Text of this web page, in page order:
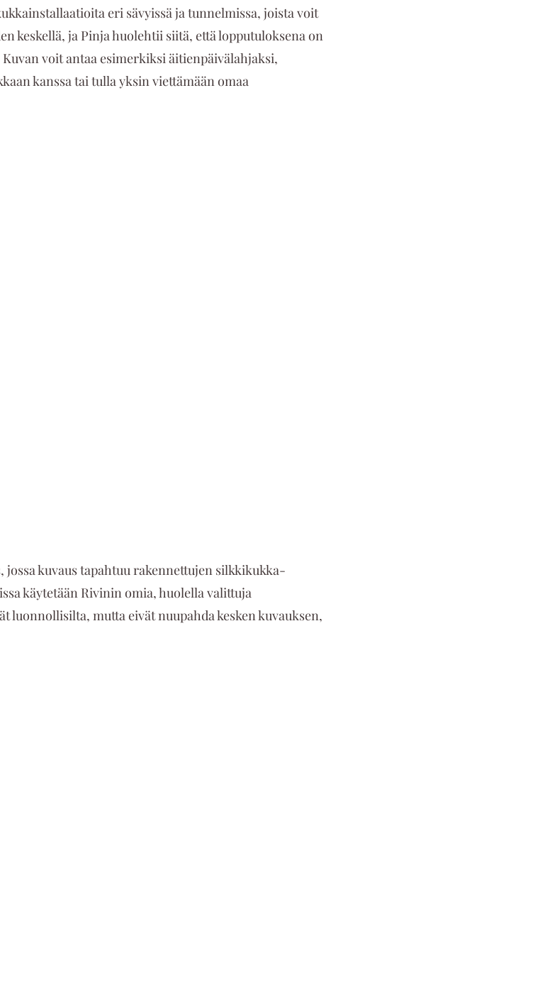
eri sävyissä ja tunnelmissa, joista voit
keskellä, ja Pinja huolehtii siitä, että lopputuloksena on
voit antaa esimerkiksi äitienpäivälahjaksi,
kanssa tai tulla yksin viettämään omaa
jossa kuvaus tapahtuu rakennettujen silkkikukka-
käytetään Rivinin omia, huolella valittuja
luonnollisilta, mutta eivät nuupahda kesken kuvauksen,